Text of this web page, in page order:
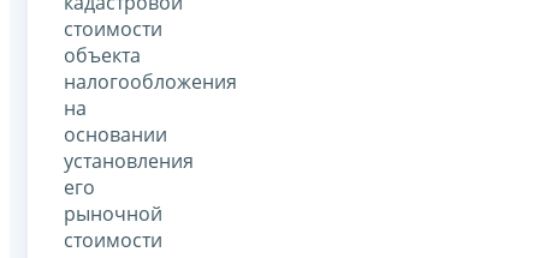
стоимости
объекта
налогообложения
на
основании
установления
его
рыночной
стоимости